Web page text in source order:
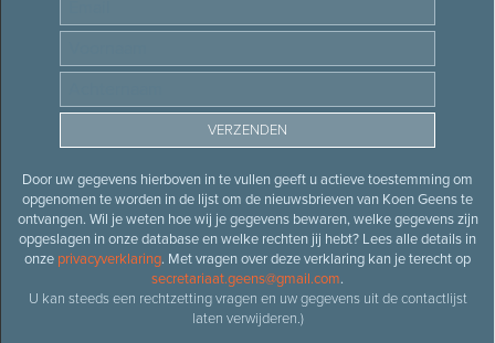
Door uw gegevens hierboven in te vullen geeft u actieve toestemming om
opgenomen te worden in de lijst om de nieuwsbrieven van Koen Geens te
ontvangen. Wil je weten hoe wij je gegevens bewaren, welke gegevens zijn
opgeslagen in onze database en welke rechten jij hebt? Lees alle details in
onze privacyverklaring. Met vragen over deze verklaring kan je terecht op
secretariaat.geens@gmail.com.
U kan steeds een rechtzetting vragen en uw gegevens uit de contactlijst
laten verwijderen.)